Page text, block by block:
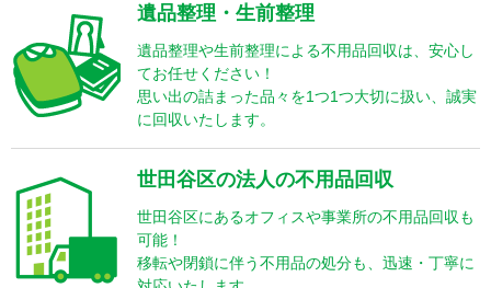
遺品整理・生前整理
遺品整理や生前整理による不用品回収は、安心し
てお任せください！
思い出の詰まった品々を1つ1つ大切に扱い、誠実
に回収いたします。
世田谷区の法人の不用品回収
世田谷区にあるオフィスや事業所の不用品回収も
可能！
移転や閉鎖に伴う不用品の処分も、迅速・丁寧に